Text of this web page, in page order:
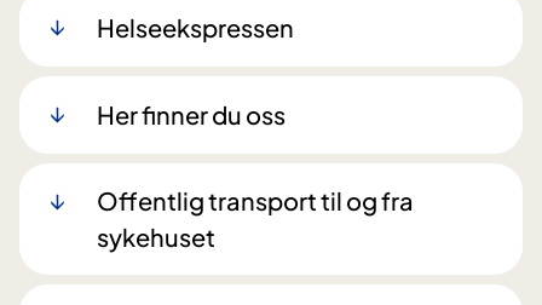
Helseekspressen
Her finner du oss
Offentlig transport til og fra
sykehuset